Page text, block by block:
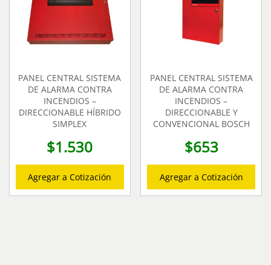
PANEL CENTRAL SISTEMA
DE ALARMA CONTRA
INCENDIOS –
DIRECCIONABLE HÍBRIDO
SIMPLEX
$1.530
Agregar a Cotización
PANEL CENTRAL SISTEMA
DE ALARMA CONTRA
INCENDIOS –
DIRECCIONABLE Y
CONVENCIONAL BOSCH
$653
Agregar a Cotización